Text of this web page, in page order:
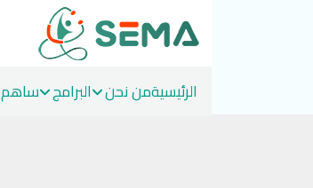
الرئيسيةمن نحن البرامج ساهم